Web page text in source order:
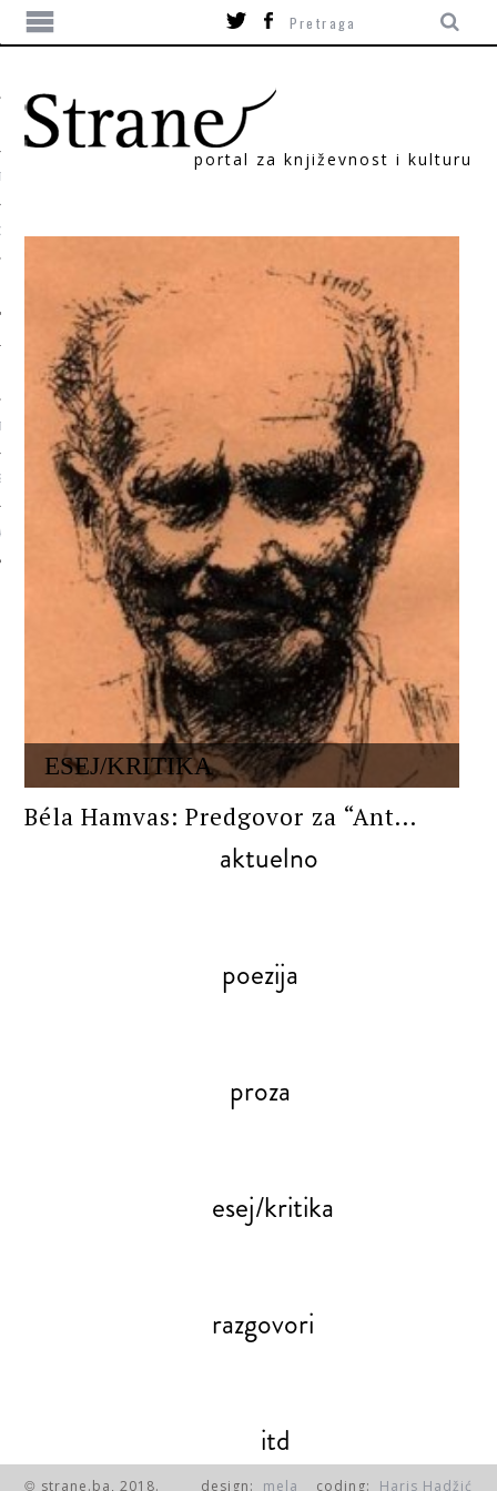
portal za književnost i kulturu
ESEJ/KRITIKA
Béla Hamvas: Predgovor za “Ant...
aktuelno
poezija
proza
esej/kritika
razgovori
itd
© strane.ba, 2018. design: mela coding: Haris Hadžić